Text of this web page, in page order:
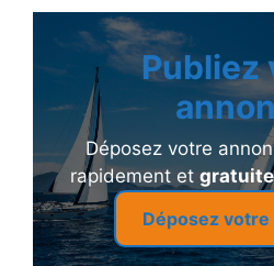
Publiez
Déposez votre
rapidement et
Déposez votre